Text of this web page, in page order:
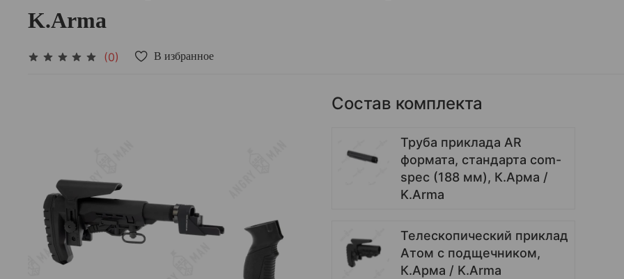
K.Arma
(0) В избранное
Состав комплекта
Труба приклада AR
формата, стандарта com-
spec (188 мм), К.Арма /
K.Arma
Телескопический приклад
Атом с подщечником,
К.Арма / K.Arma